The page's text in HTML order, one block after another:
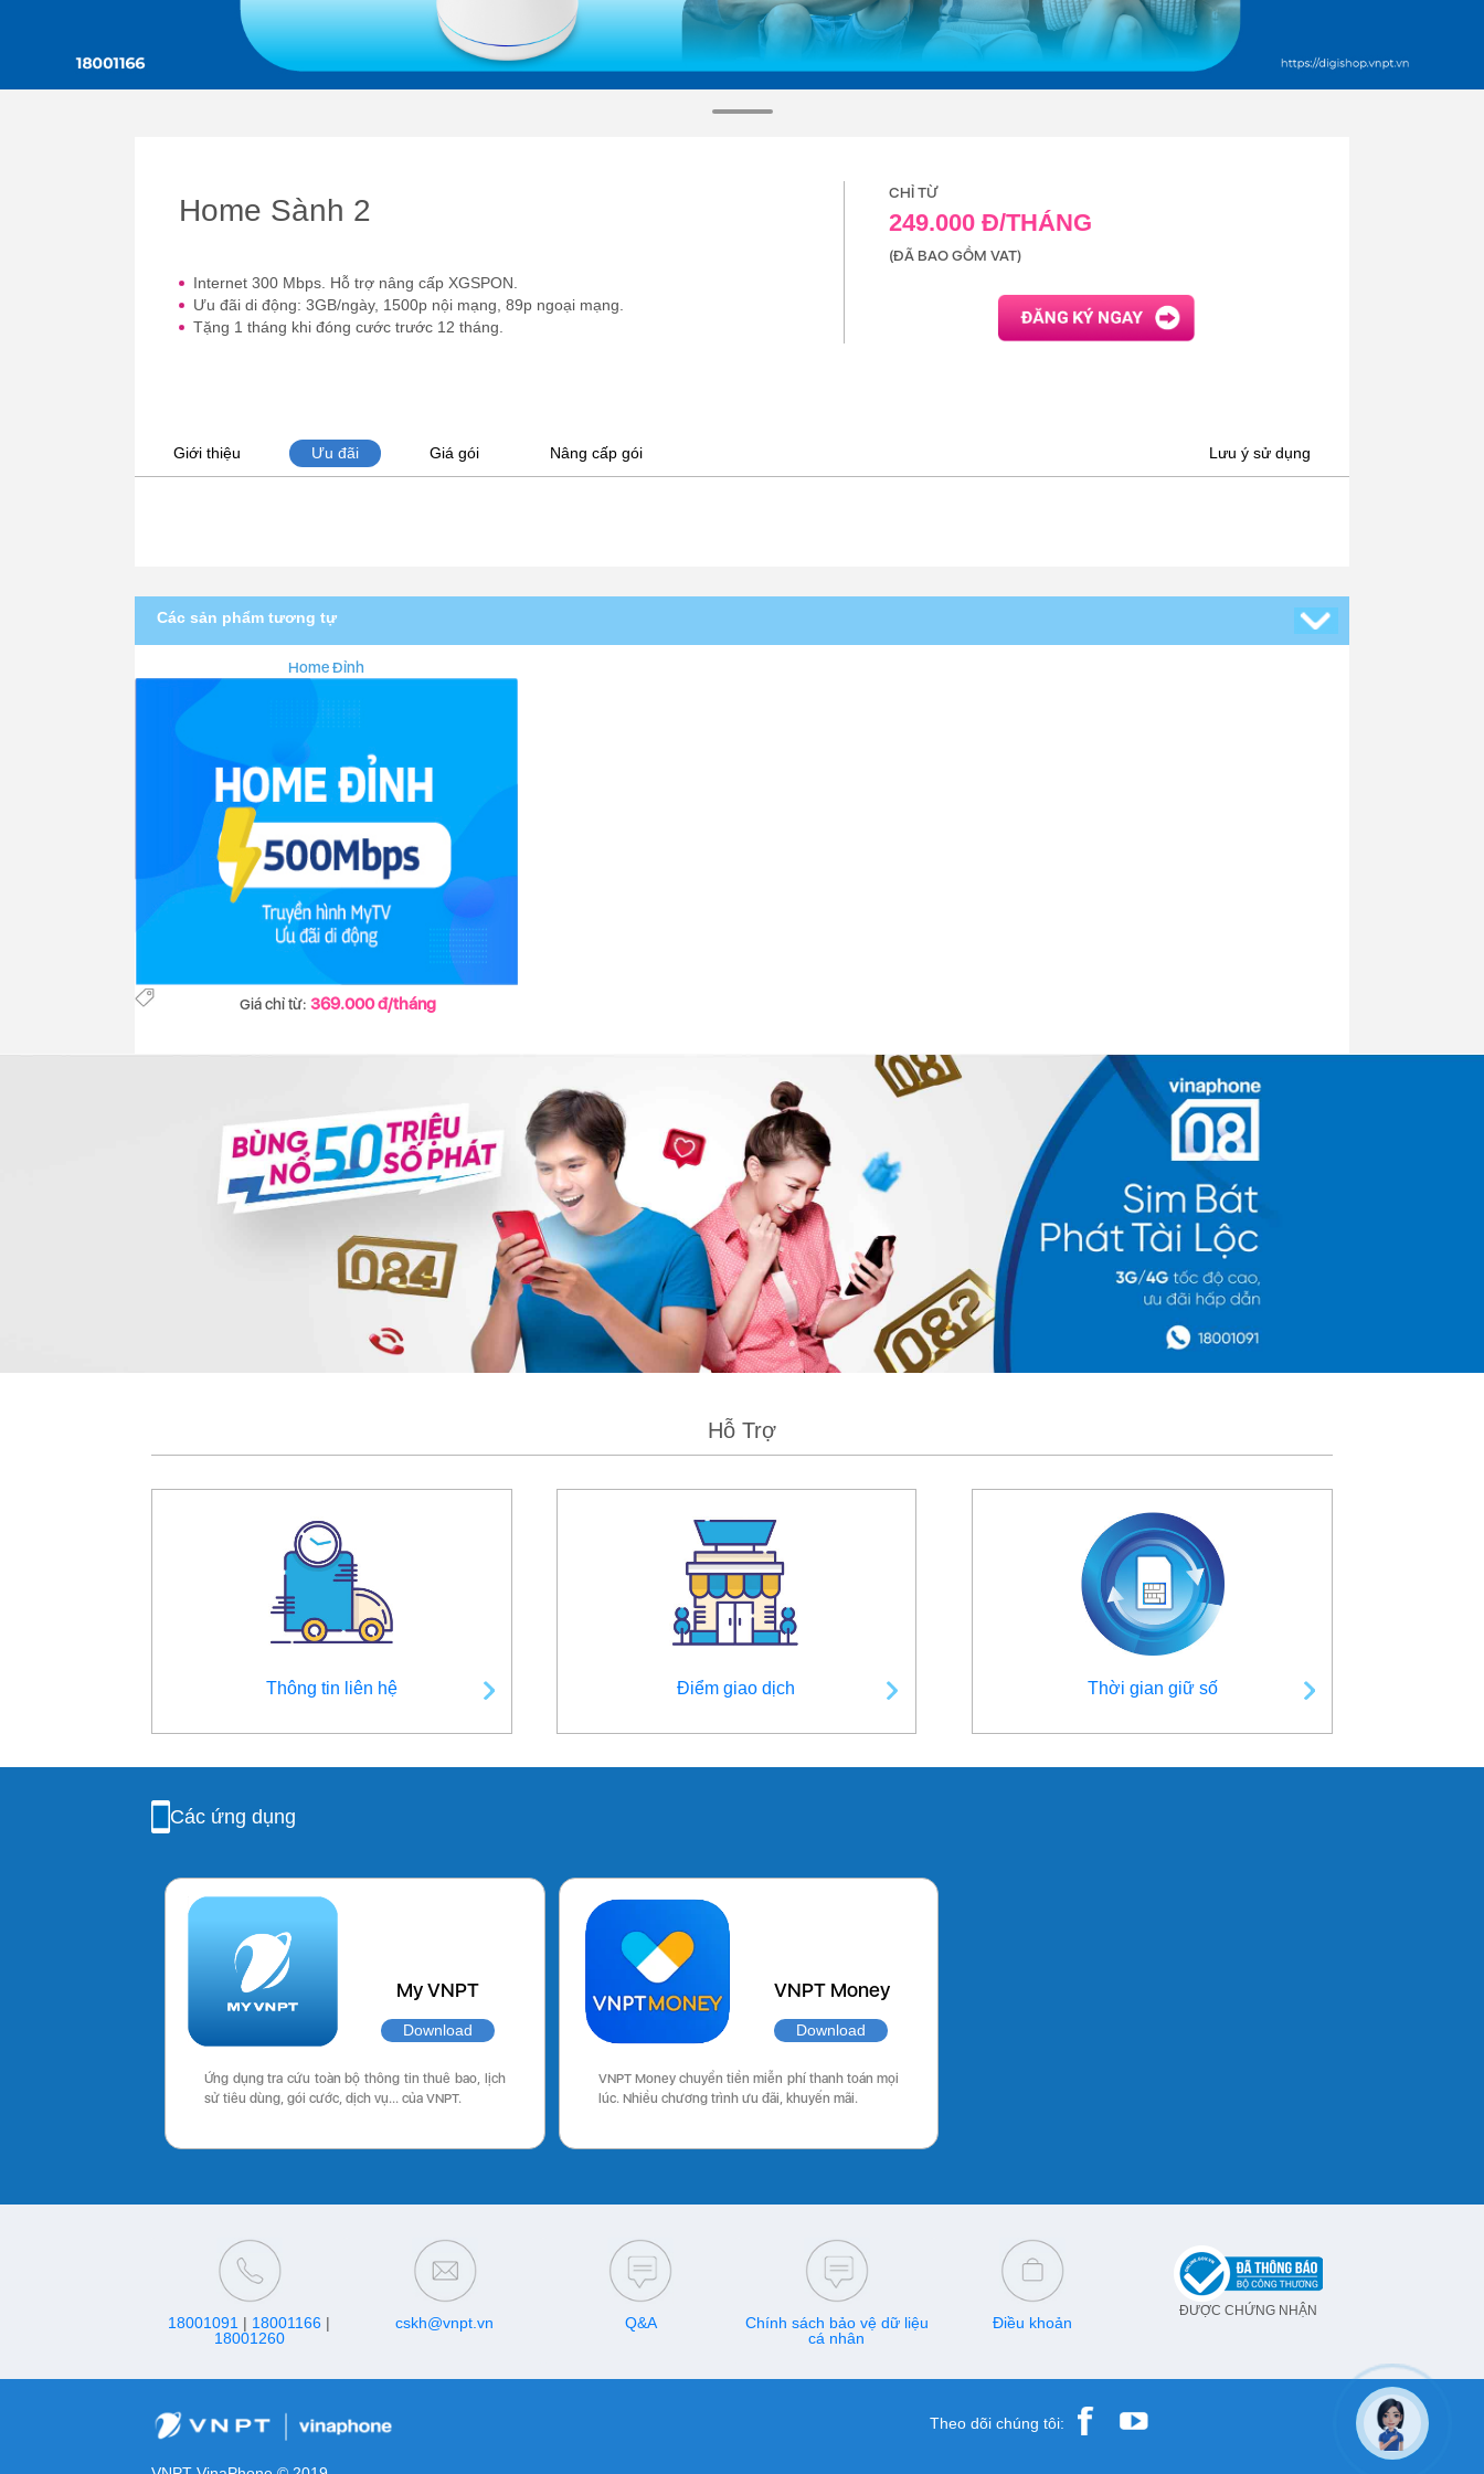
Home Sành 2
Internet 300 Mbps. Hỗ trợ nâng cấp XGSPON.
Ưu đãi di động: 3GB/ngày, 1500p nội mạng, 89p ngoại mạng.
Tặng 1 tháng khi đóng cước trước 12 tháng.
CHỈ TỪ
249.000 Đ/THÁNG
(ĐÃ BAO GỒM VAT)
Giới thiệu Ưu đãi Giá gói Nâng cấp gói Lưu ý sử dụng
Các sản phẩm tương tự
Home Đỉnh
Giá chỉ từ:369.000 đ/tháng
Hỗ Trợ
Thông tin liên hệ Điểm giao dịch Thời gian giữ số
Các ứng dụng
My VNPT
Download
Ứng dụng tra cứu toàn bộ thông tin thuê bao, lịch
sử tiêu dùng, gói cước, dịch vụ… của VNPT.
VNPT Money
Download
VNPT Money chuyển tiền miễn phí thanh toán mọi
lúc. Nhiều chương trình ưu đãi, khuyến mãi.
18001091 | 18001166 |
18001260
cskh@vnpt.vn Q&A
Chính sách bảo vệ dữ liệu
cá nhân
Điều khoản
ĐƯỢC CHỨNG NHẬN
Theo dõi chúng tôi: